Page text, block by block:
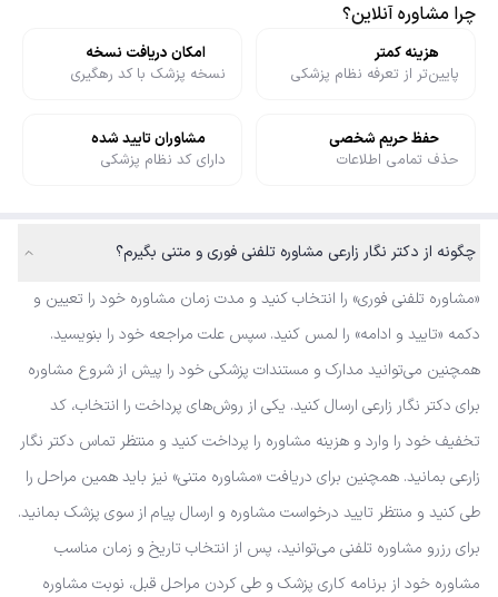
چرا مشاوره آنلاین؟
هزینه کمتر
پایین‌تر از تعرفه نظام پزشکی
امکان دریافت نسخه
نسخه پزشک با کد رهگیری
حفظ حریم شخصی
حذف تمامی اطلاعات
مشاوران تایید شده
دارای کد نظام پزشکی
چگونه از دکتر نگار زارعی مشاوره تلفنی فوری و متنی بگیرم؟
«مشاوره تلفنی فوری» را انتخاب کنید و مدت زمان مشاوره خود را تعیین و
دکمه «تایید و ادامه» را لمس کنید. سپس علت مراجعه خود را بنویسید.
همچنین می‌توانید مدارک و مستندات پزشکی خود را پیش از شروع مشاوره
برای دکتر نگار زارعی ارسال کنید. یکی از روش‌های پرداخت را انتخاب، کد
تخفیف خود را وارد و هزینه مشاوره را پرداخت کنید و منتظر تماس دکتر نگار
زارعی بمانید. همچنین برای دریافت «مشاوره متنی» نیز باید همین مراحل را
طی کنید و منتظر تایید درخواست مشاوره و ارسال پیام از سوی پزشک بمانید.
برای رزرو مشاوره تلفنی می‌توانید، پس از انتخاب تاریخ و زمان مناسب
مشاوره خود از برنامه کاری پزشک و طی کردن مراحل قبل، نوبت مشاوره